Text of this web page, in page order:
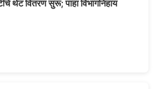
थेट वितरण सुरू; पाहा विभागनिहाय